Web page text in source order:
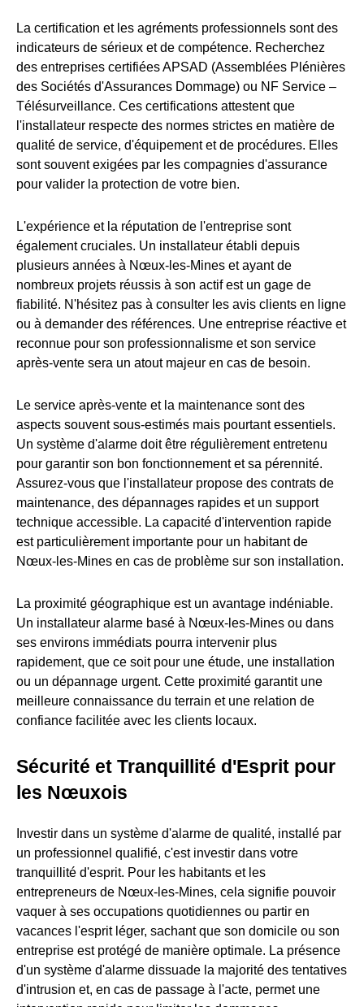
La certification et les agréments professionnels sont des
indicateurs de sérieux et de compétence. Recherchez
des entreprises certifiées APSAD (Assemblées Plénières
des Sociétés d'Assurances Dommage) ou NF Service –
Télésurveillance. Ces certifications attestent que
l'installateur respecte des normes strictes en matière de
qualité de service, d'équipement et de procédures. Elles
sont souvent exigées par les compagnies d'assurance
pour valider la protection de votre bien.
L'expérience et la réputation de l'entreprise sont
également cruciales. Un installateur établi depuis
plusieurs années à Nœux-les-Mines et ayant de
nombreux projets réussis à son actif est un gage de
fiabilité. N'hésitez pas à consulter les avis clients en ligne
ou à demander des références. Une entreprise réactive et
reconnue pour son professionnalisme et son service
après-vente sera un atout majeur en cas de besoin.
Le service après-vente et la maintenance sont des
aspects souvent sous-estimés mais pourtant essentiels.
Un système d'alarme doit être régulièrement entretenu
pour garantir son bon fonctionnement et sa pérennité.
Assurez-vous que l'installateur propose des contrats de
maintenance, des dépannages rapides et un support
technique accessible. La capacité d'intervention rapide
est particulièrement importante pour un habitant de
Nœux-les-Mines en cas de problème sur son installation.
La proximité géographique est un avantage indéniable.
Un installateur alarme basé à Nœux-les-Mines ou dans
ses environs immédiats pourra intervenir plus
rapidement, que ce soit pour une étude, une installation
ou un dépannage urgent. Cette proximité garantit une
meilleure connaissance du terrain et une relation de
confiance facilitée avec les clients locaux.
Sécurité et Tranquillité d'Esprit pour
les Nœuxois
Investir dans un système d'alarme de qualité, installé par
un professionnel qualifié, c'est investir dans votre
tranquillité d'esprit. Pour les habitants et les
entrepreneurs de Nœux-les-Mines, cela signifie pouvoir
vaquer à ses occupations quotidiennes ou partir en
vacances l'esprit léger, sachant que son domicile ou son
entreprise est protégé de manière optimale. La présence
d'un système d'alarme dissuade la majorité des tentatives
d'intrusion et, en cas de passage à l'acte, permet une